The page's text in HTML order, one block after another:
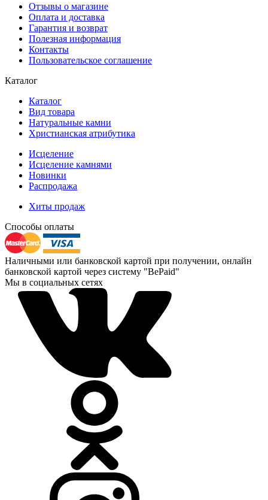
Отзывы о магазине
Оплата и доставка
Гарантия и возврат
Полезная информация
Контакты
Пользовательское соглашение
Каталог
Каталог
Вид товара
Натуральные камни
Христианская атрибутика
Исцеление
Исцеление камнями
Новинки
Распродажа
Хиты продаж
Способы оплаты
Наличными или банковской картой при получении, онлайн
банковской картой через систему "BePaid"
Мы в социальных сетях